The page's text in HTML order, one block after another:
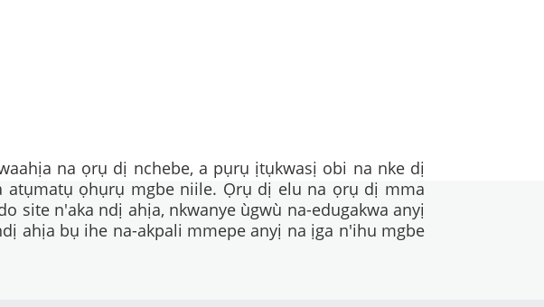
na ọrụ dị nchebe, a pụrụ ịtụkwasị obi na nke dị
atụmatụ ọhụrụ mgbe niile. Ọrụ dị elu na ọrụ dị mma
site n'aka ndị ahịa, nkwanye ùgwù na-edugakwa anyị
ahịa bụ ihe na-akpali mmepe anyị na ịga n'ihu mgbe